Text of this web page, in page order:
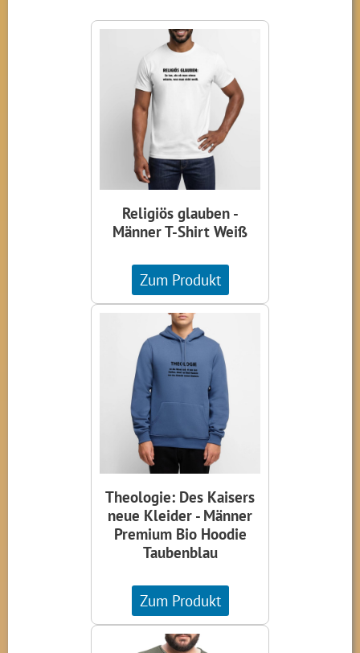
Religiös glauben -
Männer T-Shirt Weiß
Zum Produkt
Theologie: Des Kaisers
neue Kleider - Männer
Premium Bio Hoodie
Taubenblau
Zum Produkt